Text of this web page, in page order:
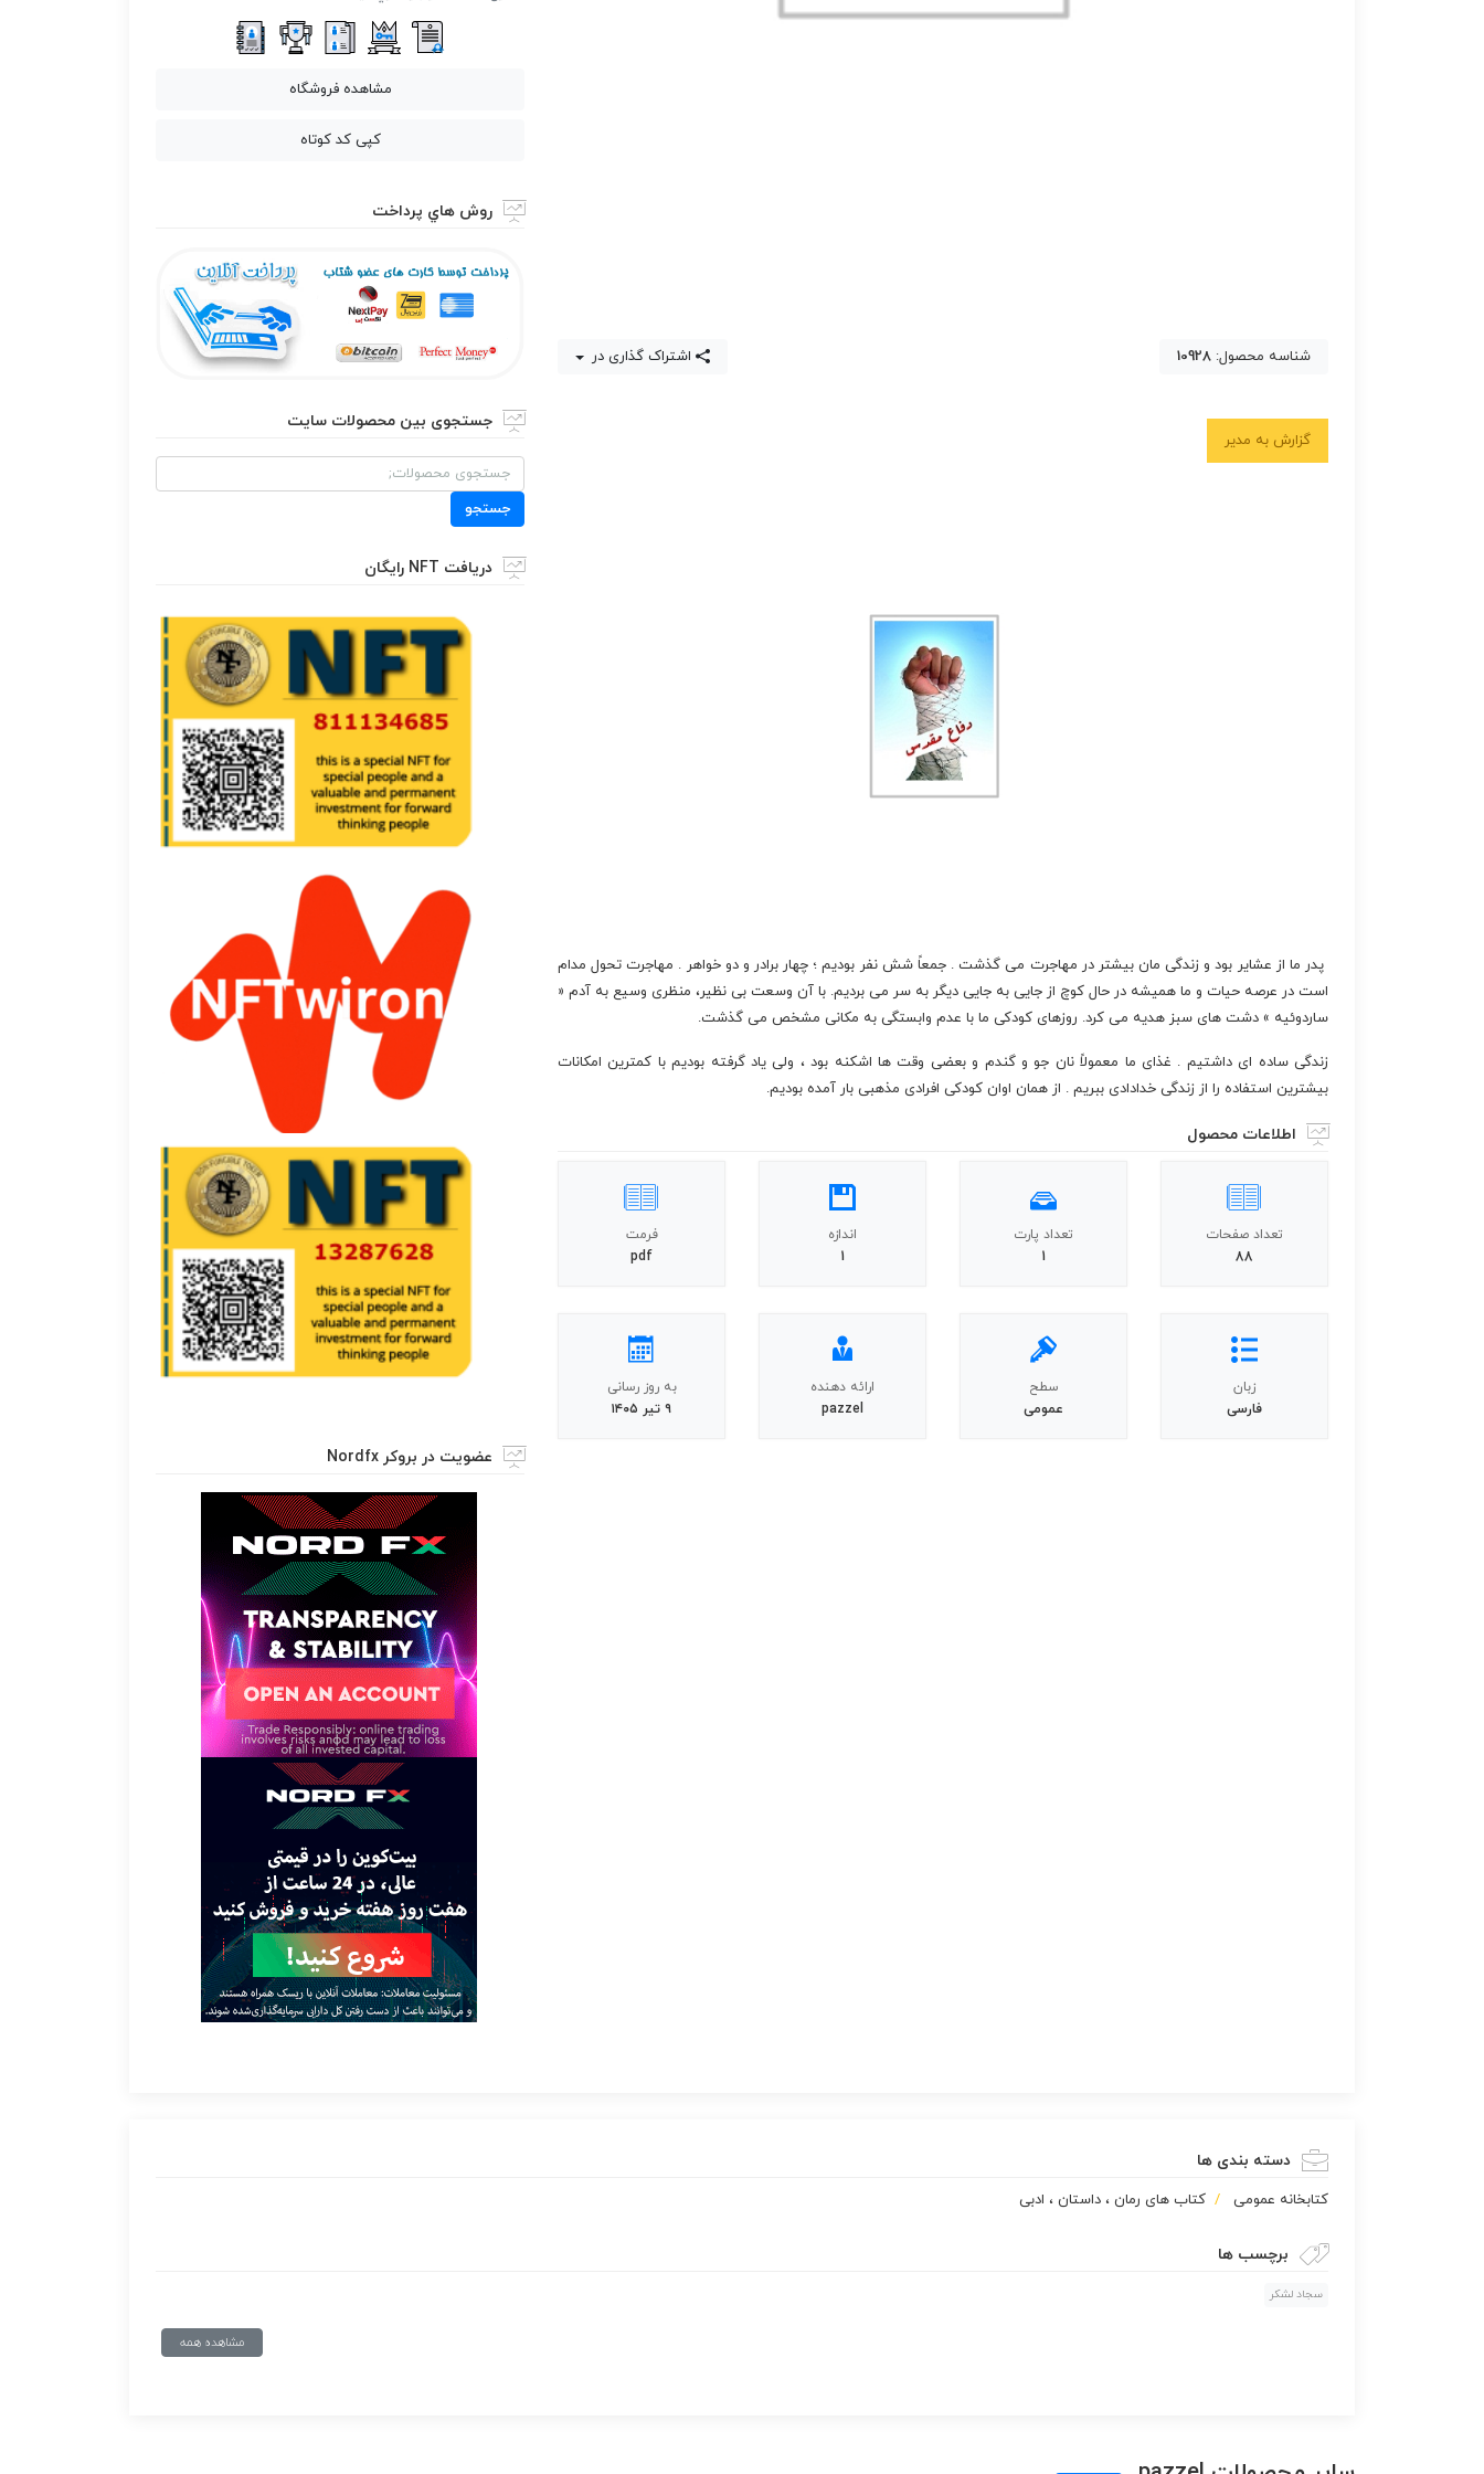
شناسه محصول: 10928 اشتراک گذاری در
گزارش به مدیر
پدر ما از عشایر بود و زندگی مان بیشتر در مهاجرت می گذشت . جمعاً شش نفر بودیم ؛ چهار برادر و دو خواهر . مهاجرت تحول مدام
است در عرصه حیات و ما همیشه در حال کوچ از جایی به جایی دیگر به سر می بردیم. با آن وسعت بی نظیر، منظری وسیع به آدم «
ساردوئیه » دشت های سبز هدیه می کرد. روزهای کودکی ما با عدم وابستگی به مکانی مشخص می گذشت.
زندگی ساده ای داشتیم . غذای ما معمولاً نان جو و گندم و بعضی وقت ها اشکنه بود ، ولی یاد گرفته بودیم با کمترین امکانات
بیشترین استفاده را از زندگی خدادادی ببریم . از همان اوان کودکی افرادی مذهبی بار آمده بودیم.
اطلاعات محصول
تعداد صفحات
88
تعداد پارت
1
اندازه
1
فرمت
pdf
زبان
فارسی
سطح
عمومی
ارائه دهنده
pazzel
به روز رسانی
۹ تیر ۱۴۰۵
مشاهده فروشگاه
کپی کد کوتاه
روش هاي پرداخت
جستجوی بین محصولات سایت
جستجو
برای:
جستجو
دریافت NFT رایگان
عضویت در بروکر Nordfx
دسته بندی ها
كتابخانه عمومی کتاب های رمان ، داستان ، ادبی
برچسب ها
سجاد لشکر
مشاهده همه